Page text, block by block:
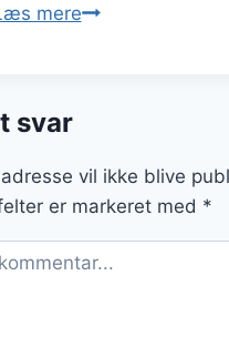
mereKalveculotte
svar
vil ikke blive
er markeret med *